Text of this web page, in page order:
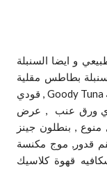
و ايضا السنبلة
بطاطس مقلية
والسنبلة كباب بقري , قودي تونة تندرينا ناعمة Goody Tuna , قودي
ورق عنب , عرض
منوع , بنطلون جينز
قدور, موج مكنسة
قهوة كلاسيك